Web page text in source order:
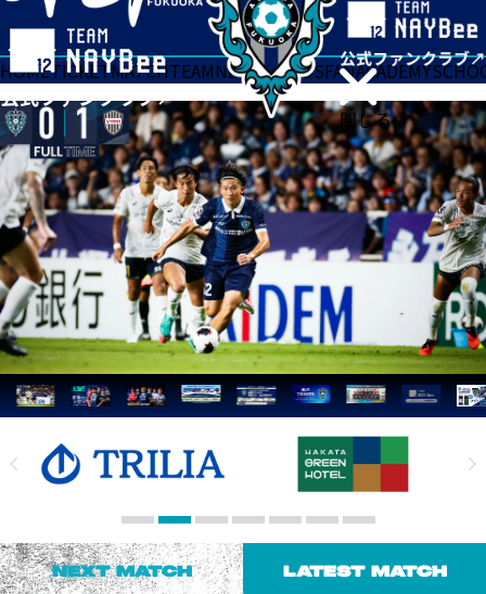
閉じる
HOMETICKETMATCHTEAMNEWSGOODSFANACADEMY
NEXT MATCH LATEST MATCH